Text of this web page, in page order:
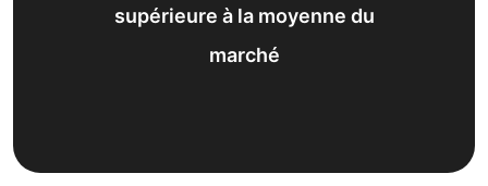
supérieure à la moyenne du
marché